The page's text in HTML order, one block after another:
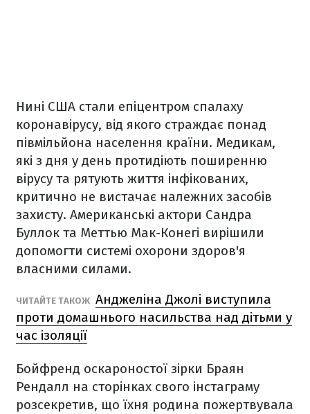
Нині США стали епіцентром спалаху
коронавірусу, від якого страждає понад
півмільйона населення країни. Медикам,
які з дня у день протидіють поширенню
вірусу та рятують життя інфікованих,
критично не вистачає належних засобів
захисту. Американські актори Сандра
Буллок та Меттью Мак-Конегі вирішили
допомогти системі охорони здоров'я
власними силами.
ЧИТАЙТЕ ТАКОЖ Анджеліна Джолі виступила
проти домашнього насильства над дітьми у
час ізоляції
Бойфренд оскароностої зірки Браян
Рендалл на сторінках свого інстаграму
розсекретив, що їхня родина пожертвувала